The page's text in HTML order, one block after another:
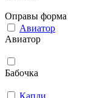
Оправы форма
Авиатор
Авиатор
Бабочка
Капли